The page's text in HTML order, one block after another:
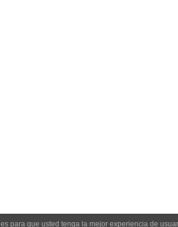
para que usted tenga la mejor experiencia de